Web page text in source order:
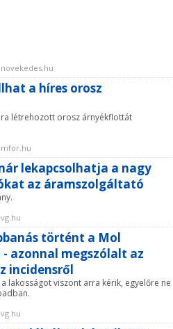
novekedes.hu
a híres orosz
létrehozott orosz árnyékflottát
mfor.hu
lekapcsolhatja a nagy
az áramszolgáltató
történt a Mol
azonnal megszólalt az
incidensről
lakosságot viszont arra kérik, egyelőre ne